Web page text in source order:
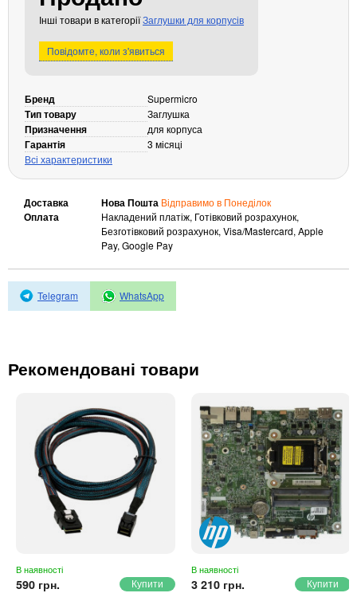
Кабелі та роз'єми
Аксесуари
Павербанки
Кабелі, роз'єми, перехідники
Аксесуари для ноутбуків
Акумулятори
Периферійні пристрої
Відеоспостереження
IP-камери
Інвертори напруги
Інші товари в категоріїЗаглушки для корпусів
Повідомте, коли з'явиться
Бренд Supermicro
Тип товару Заглушка
Призначення для корпуса
Гарантія
3 місяці
Всі характеристики
Доставка Нова Пошта Відправимо в Понеділок
Оплата
Накладений платіж, Готівковий розрахунок,
Безготівковий розрахунок, Visa/Mastercard, Apple
Pay, Google Pay
Telegram WhatsApp
Рекомендовані товари
В наявності
590 грн.
В наявності
3 210 грн.